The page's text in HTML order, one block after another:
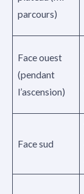
parcours)
Face ouest
(pendant
l’ascension)
Face sud